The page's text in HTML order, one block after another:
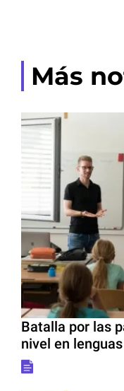
Más
Batalla por las
nivel en